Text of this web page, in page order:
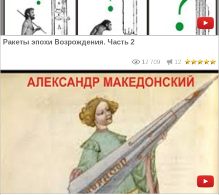
Ракеты эпохи Возрождения. Часть 2
12 709 12